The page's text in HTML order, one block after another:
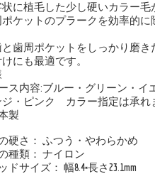
状に植毛した少し硬いカラー毛
ケットのプラークを効率的に
と歯周ポケットをしっかり磨き
にも最適です。
ス内容:ブルー・グリーン・イ
ジ・ピンク カラー指定は承れ
製
硬さ： ふつう・やわらかめ
種類： ナイロン
ドサイズ： 幅8.4×長さ23.1mm